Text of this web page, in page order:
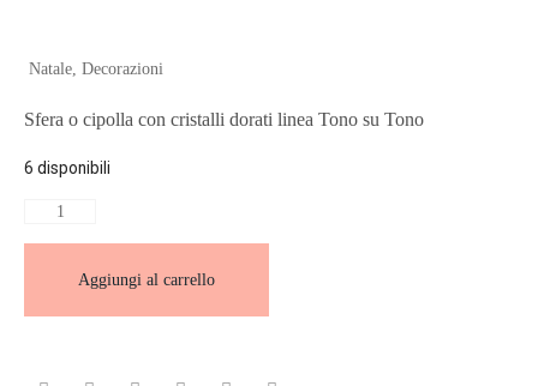
Natale, Decorazioni
Sfera o cipolla con cristalli dorati linea Tono su Tono
6 disponibili
Aggiungi al carrello